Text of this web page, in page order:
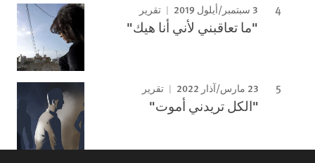
3 سبتمبر/أيلول 2019 تقرير
"ما تعاقبني لأني أنا هيك"
23 مارس/آذار 2022 تقرير
"الكل تريدني أموت"